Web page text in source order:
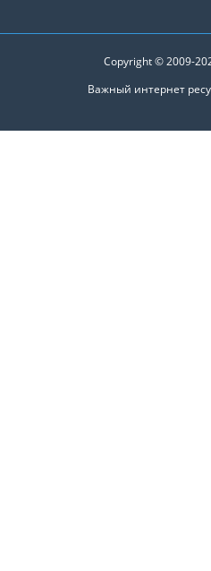
Copyright © 2009-
Важный интернет